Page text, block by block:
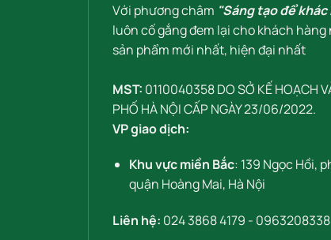
Với phương châm "Sáng tạo để
luôn cố gắng đem lại cho khách
sản phẩm mới nhất, hiện đại nhất
MST: 0110040358 DO SỞ KẾ HOẠCH
PHỐ HÀ NỘI CẤP NGÀY 23/06/2022.
VP giao dịch:
Khu vực miền Bắc: 139 Ngọc Hồi,
quận Hoàng Mai, Hà Nội
Liên hệ: 024 3868 4179 - 0963208338